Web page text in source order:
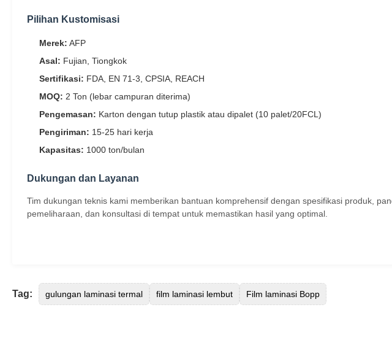
Pilihan Kustomisasi
Merek: AFP
Asal: Fujian, Tiongkok
Sertifikasi: FDA, EN 71-3, CPSIA, REACH
MOQ: 2 Ton (lebar campuran diterima)
Pengemasan: Karton dengan tutup plastik atau dipalet (10 palet/20FCL)
Pengiriman: 15-25 hari kerja
Kapasitas: 1000 ton/bulan
Dukungan dan Layanan
Tim dukungan teknis kami memberikan bantuan komprehensif dengan spesifikasi produk,
pemeliharaan, dan konsultasi di tempat untuk memastikan hasil yang optimal.
Tag: gulungan laminasi termal film laminasi lembut Film laminasi Bopp